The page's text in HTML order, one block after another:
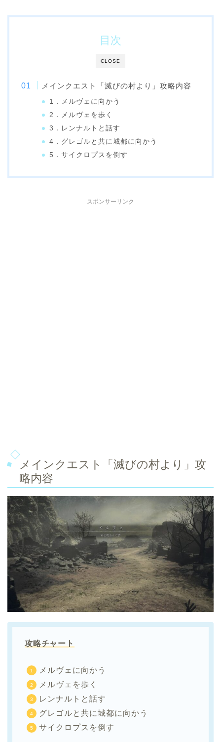
CLOSE
目次
メインクエスト「滅びの村より」攻略内容
1．メルヴェに向かう
2．メルヴェを歩く
3．レンナルトと話す
4．グレゴルと共に城都に向かう
5．サイクロプスを倒す
スポンサーリンク
メインクエスト「滅びの村より」攻
略内容
攻略チャート
メルヴェに向かう
メルヴェを歩く
レンナルトと話す
グレゴルと共に城都に向かう
サイクロプスを倒す